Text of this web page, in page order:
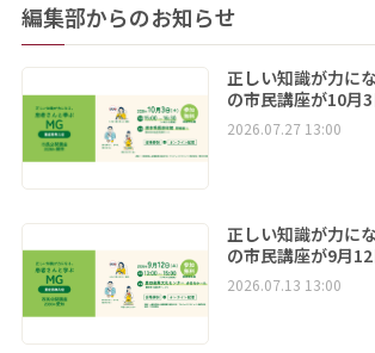
編集部からのお知らせ
正しい知識が力に
の市民講座が10月
2026.07.27 13:00
正しい知識が力に
の市民講座が9月
2026.07.13 13:00